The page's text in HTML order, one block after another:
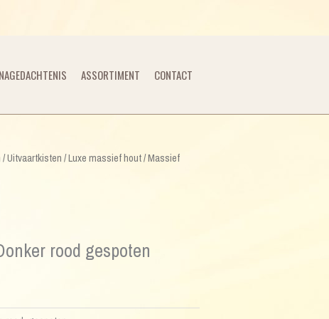
NAGEDACHTENIS ASSORTIMENT CONTACT
/Uitvaartkisten /Luxe massief hout/ Massief
rood gespoten